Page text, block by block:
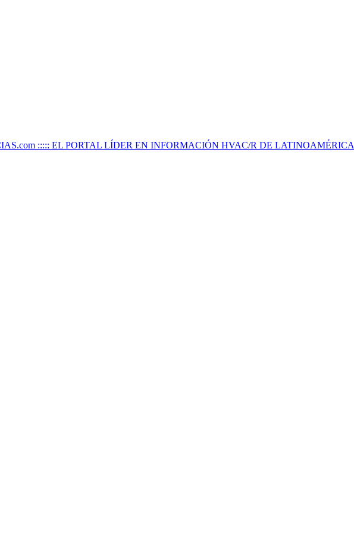
::::: EL PORTAL LÍDER EN INFORMACIÓN HVAC/R DE LATINOAMÉRICA